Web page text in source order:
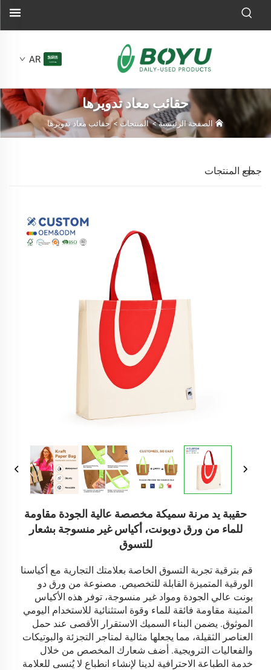
AR
حقائب معاد تدويرها
الصفحة الرئيسية>المنتجات >حقائب معاد تدويرها
جميع المنتجات
حقيبة يد مرنة سميكة مخصصة عالية الجودة مقاومة
للماء من ورق دوبونت، أكياس غير منسوجة بشعار
للتسوق
قم بترقية تجربة التسوق الخاصة بعلامتك التجارية مع أكياسنا
الورقية المتميزة القابلة للتخصيص. مصنوعة من ورق دو
بونت عالي الجودة ومواد غير منسوجة، توفر هذه الأكياس
المتينة مقاومة فائقة للماء وقوة استثنائية للاستخدام اليومي
الموثوق. يضمن البناء السميك الاستقرار الأقصى عند حمل
العناصر الثقيلة، مما يجعلها مثالية لمتاجر التجزئة والبوتيكات
والفعاليات الترويجية. أضف شعارك المخصص من خلال
خدمة الطباعة الاحترافية لدينا لإنشاء انطباع لا يُنسى للعلامة